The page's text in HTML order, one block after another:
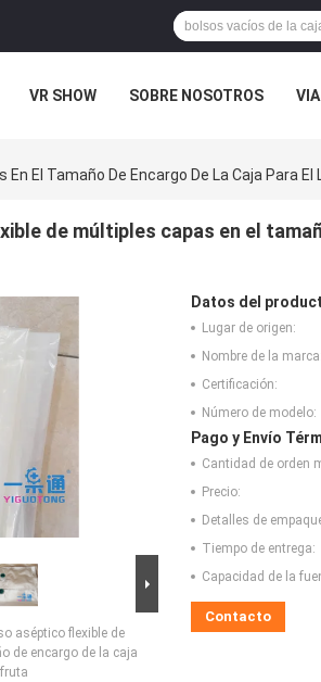
VR SHOW SOBRE NOSOTROS
El Tamaño De Encargo De La Caja Para El
de múltiples capas en el
aséptico flexible de
de encargo de la caja
Datos del
Lugar de origen:
Nombre de la
Certificación:
Número de modelo:
Pago y Envío
Cantidad de orden
Precio:
Detalles de
Tiempo de entrega:
Capacidad de la
Contacto